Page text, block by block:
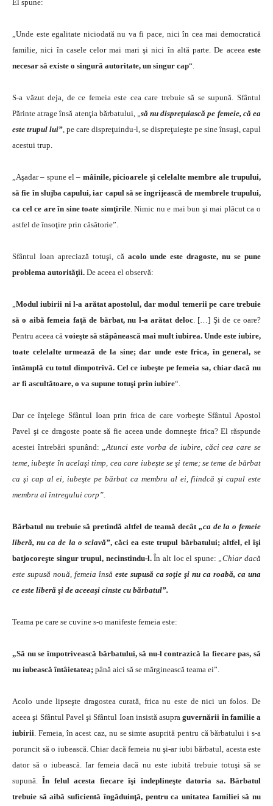
El spune:
„Unde este egalitate niciodată nu va fi pace, nici în cea mai democratică
familie, nici în casele celor mai mari şi nici în altă parte. De aceea este
necesar să existe o singură autoritate, un singur cap“.
S-a văzut deja, de ce femeia este cea care trebuie să se supună. Sfântul
Părinte atrage însă atenţia bărbatului, „ să nu dispreţuiască pe femeie, că ea
este trupul lui” , pe care dispreţuindu-l, se dispreţuieşte pe sine însuşi, capul
acestui trup.
„Aşadar – spune el – mâinile, picioarele şi celelalte membre ale trupului,
să fie în slujba capului, iar capul să se îngrijească de membrele trupului,
ca cel ce are în sine toate simţirile. Nimic nu e mai bun şi mai plăcut ca o
astfel de însoţire prin căsătorie”.
Sfântul Ioan apreciază totuşi, că acolo unde este dragoste, nu se pune
problema autorităţii. De aceea el observă:
Modul iubirii ni l-a arătat apostolul, dar modul temerii pe care trebuie
să o aibă femeia faţă de bărbat, nu l-a arătat deloc. […] Şi de ce oare?
Pentru aceea că voieşte să stăpânească mai mult iubirea. Unde este iubire,
toate celelalte urmează de la sine; dar unde este frica, în general, se
întâmplă cu totul dimpotrivă. Cel ce iubeşte pe femeia sa, chiar dacă nu
ar fi ascultătoare, o va supune totuşi prin iubire“.
Dar ce înţelege Sfântul Ioan prin frica de care vorbeşte Sfântul Apostol
Pavel şi ce dragoste poate să fie aceea unde domneşte frica? El răspunde
acestei întrebări spunând:
„Atunci este vorba de iubire, căci cea care se
teme, iubeşte în acelaşi timp, cea care iubeşte se şi teme; se teme de bărbat
ca şi cap al ei, iubeşte pe bărbat ca membru al ei, fiindcă şi capul este
membru al întregului corp”.
Bărbatul nu trebuie să pretindă altfel de teamă decât „ca de la o femeie
liberă, nu ca de la o sclavă”, căci ea este trupul bărbatului; altfel, el îşi
batjocoreşte singur trupul, necinstindu-l.În alt loc el spune:
„Chiar dacă
este supusă nouă, femeia însă este supusă ca soţie şi nu ca roabă, ca una
ce este liberă şi de aceeaşi cinste cu bărbatul”.
Teama pe care se cuvine s-o manifeste femeia este:
„Să nu se împotrivească bărbatului, să nu-l contrazică la fiecare pas, să
nu iubească întâietatea; până aici să se mărginească teama ei”.
Acolo unde lipseşte dragostea curată, frica nu este de nici un folos. De
aceea şi Sfântul Pavel şi Sfântul Ioan insistă asupra guvernării în familie a
iubirii . Femeia, în acest caz, nu se simte asuprită pentru că bărbatului i s-a
poruncit să o iubească. Chiar dacă femeia nu şi-ar iubi bărbatul, acesta este
dator să o iubească. Iar femeia dacă nu este iubită trebuie totuşi să se
supună.În felul acesta fiecare îşi îndeplineşte datoria sa. Bărbatul
trebuie să aibă suficientă îngăduinţă, pentru ca unitatea familiei să nu